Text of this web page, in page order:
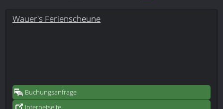
Wauer's Ferienscheune
Buchungsanfrage
Internetseite